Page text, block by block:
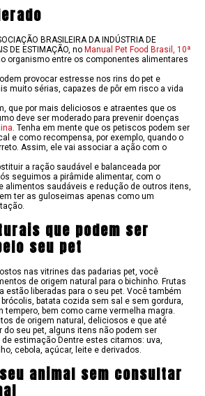
BRASILEIRA DA INDÚSTRIA DE
DE ESTIMAÇÃO, no Manual Pet Food Brasil, 10ª
organismo entre os componentes alimentares
provocar estresse nos rins do pet e
muito sérias, capazes de pôr em risco a vida
que por mais deliciosos e atraentes que os
deve ser moderado para prevenir doenças
. Tenha em mente que os petiscos podem ser
e como recompensa, por exemplo, quando o
Assim, ele vai associar a ação com o
a ração saudável e balanceada por
seguimos a pirâmide alimentar, com o
alimentos saudáveis e redução de outros itens,
ter as guloseimas apenas como um
que podem ser
seu pet
nas vitrines das padarias pet, você
de origem natural para o bichinho. Frutas
estão liberadas para o seu pet. Você também
batata cozida sem sal e sem gordura,
tempero, bem como carne vermelha magra.
de origem natural, deliciosos e que até
do seu pet, alguns itens não podem ser
estimação Dentre estes citamos: uva,
cebola, açúcar, leite e derivados.
animal sem consultar